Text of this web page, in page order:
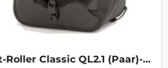
Sport-Roller Classic QL2.1 (Paar)-Black